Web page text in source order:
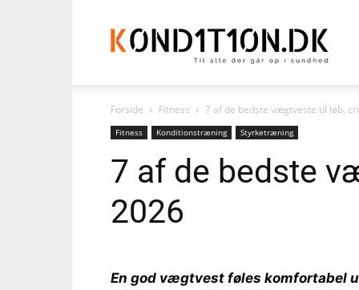
Forside Fitness 7 af de bedste vægtveste til løb,
Fitness Konditionstræning Styrketræning
7 af de bedste
2026
En god vægtvest føles komfortabel